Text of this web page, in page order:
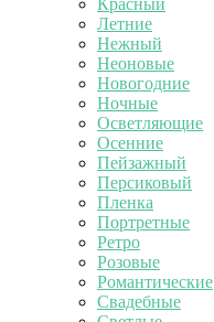
Красный
Летние
Нежный
Неоновые
Новогодние
Ночные
Осветляющие
Осенние
Пейзажный
Персиковый
Пленка
Портретные
Ретро
Розовые
Романтические
Свадебные